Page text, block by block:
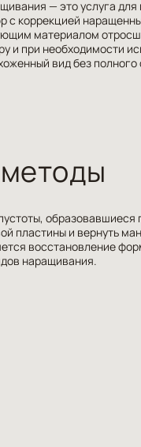
— это услуга для
с коррекцией
материалом
и при необходимости
вид без
образовавшиеся
пластины и вернуть
восстановление
наращивания.